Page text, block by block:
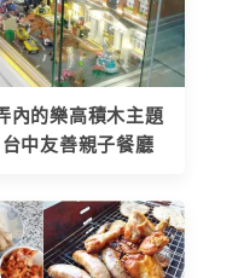
內的樂高積木主題
中友善親子餐廳